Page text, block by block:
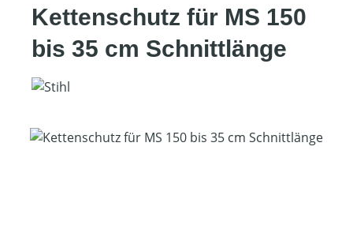
Kettenschutz für MS 150
bis 35 cm Schnittlänge
Bildergalerie überspringen